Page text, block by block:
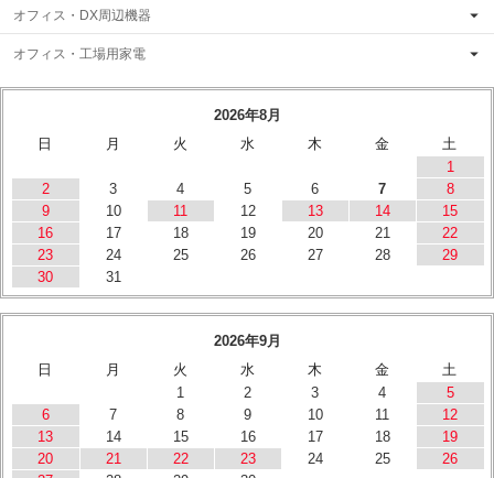
オフィス・DX周辺機器
オフィス・工場用家電
2026年8月
日
月 火 水 木 金
土
1
2
3 4 5 6 7
8
9
10 11 12 13 14
15
16
17 18 19 20 21
22
23
24 25 26 27 28
29
30
31
2026年9月
日
月 火 水 木 金
土
1
2 3 4
5
6
7 8 9 10 11
12
13
14 15 16 17 18
19
20
21 22 23 24 25
26